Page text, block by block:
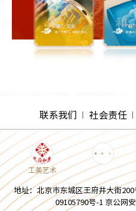
联系我们 社会责任
工美艺术
地址：北京市东城区王府井大街
09105790号-1 京公网